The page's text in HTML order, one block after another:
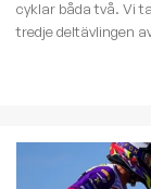
cyklar båda två. Vi
tredje deltävlingen